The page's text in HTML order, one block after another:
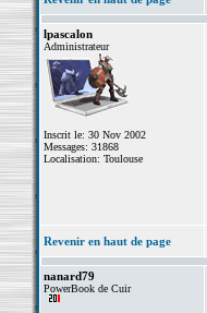
lpascalon
Administrateur
Inscrit le: 30 Nov 2002
Messages: 31868
Localisation: Toulouse
Revenir en haut de page
nanard79
PowerBook de Cuir